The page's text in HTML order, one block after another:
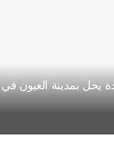
يحل بمدينة العيون في